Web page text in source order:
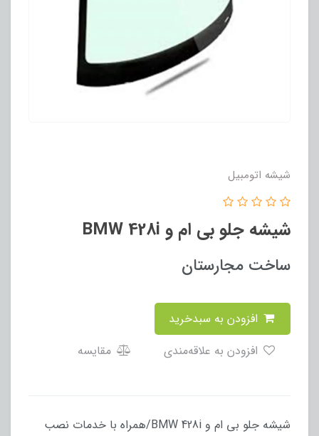
شیشه اتومبیل
شیشه جلو بی ام و BMW 428i
ساخت مجارستان
مقایسه
شیشه جلو بی ام و BMW 428i/همراه با خدمات نصب